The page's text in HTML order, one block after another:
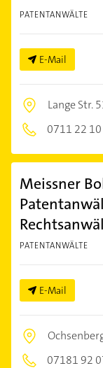
PATENTANWÄLTE
E-Mail
Lange Str.
0711 22
Meissner
PATENTANWÄLTE
E-Mail
07181 92